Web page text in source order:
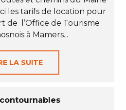
les tarifs de location pour
de l’Office de Tourisme
à Mamers...
LA SUITE